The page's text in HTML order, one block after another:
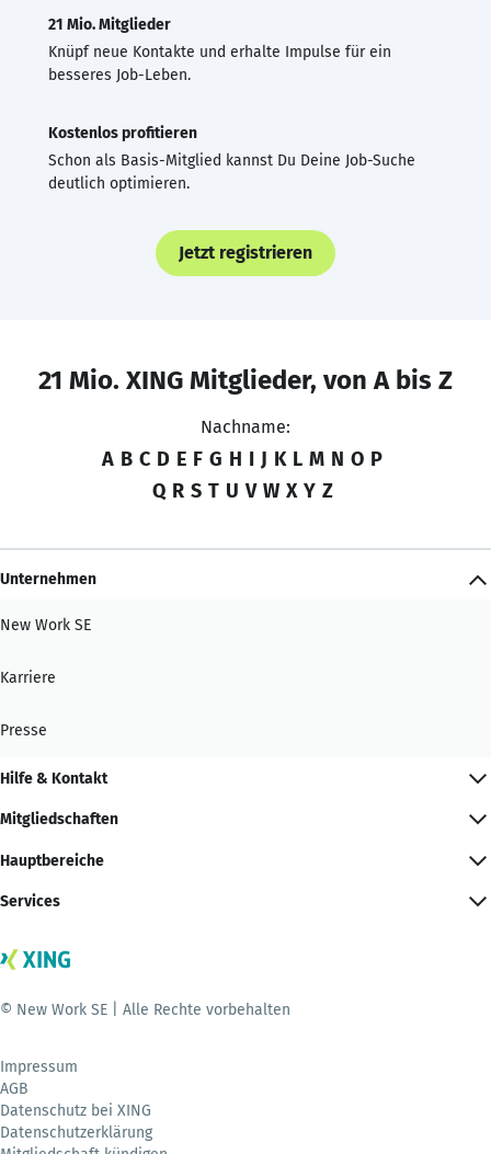
21 Mio. Mitglieder
Knüpf neue Kontakte und erhalte Impulse für ein
besseres Job-Leben.
Kostenlos profitieren
Schon als Basis-Mitglied kannst Du Deine Job-Suche
deutlich optimieren.
Jetzt registrieren
21 Mio. XING Mitglieder, von A bis Z
Nachname:
A B C D E F G H I J K L M N O P
Q R S T U V W X Y Z
Unternehmen
New Work SE
Karriere
Presse
Hilfe & Kontakt
Mitgliedschaften
Hauptbereiche
Services
© New Work SE | Alle Rechte vorbehalten
Impressum
AGB
Datenschutz bei XING
Datenschutzerklärung